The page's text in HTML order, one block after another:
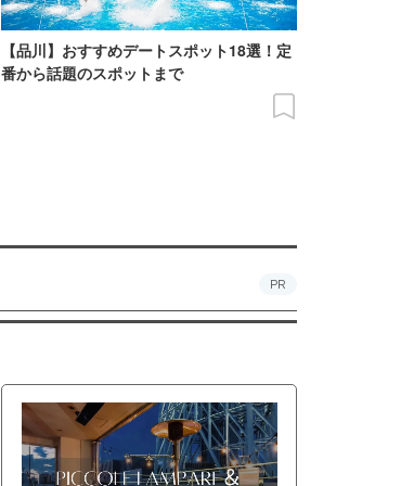
【品川】おすすめデートスポット18選！定
番から話題のスポットまで
PR